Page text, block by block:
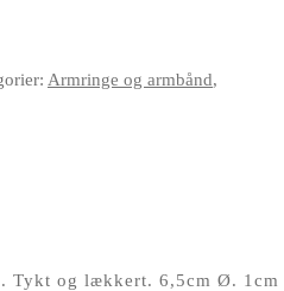
Armringe og armbånd,
Tykt og lækkert. 6,5cm Ø. 1cm